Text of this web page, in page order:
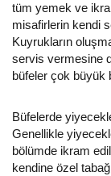
tüm yemek ve
misafirlerin kendi
Kuyrukların
servis vermesine
büfeler çok büyük
Büfelerde
Genellikle
bölümde ikram
kendine özel